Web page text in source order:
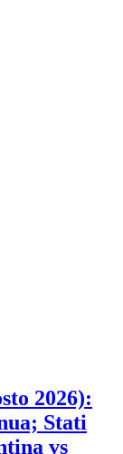
2026):
Stati
vs